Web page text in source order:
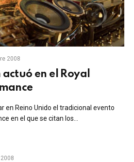
2008
en el Royal
en Reino Unido el tradicional evento
en el que se citan los…